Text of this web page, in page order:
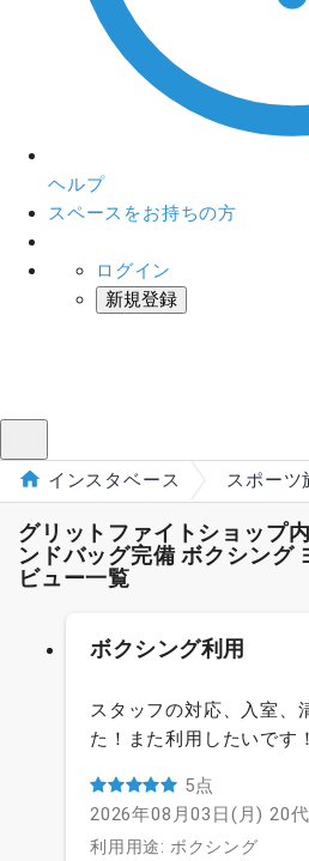
ヘルプ
スペースをお持ちの方
ログイン
新規登録
インスタベース スポーツ
グリットファイトショップ
ンドバッグ完備 ボクシング
ビュー一覧
ボクシング利用
スタッフの対応、入室、
た！また利用したいです
5点
2026年08月03日(月) 20代
利用用途: ボクシング